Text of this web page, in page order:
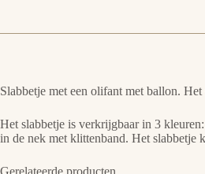
Slabbetje met een olifant met ballon.
Het slabbetje is verkrijgbaar in 3
in de nek met klittenband. Het slabbetje